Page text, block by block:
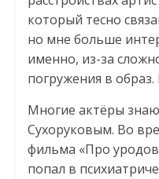
который тесно
но мне больше
именно, из-за
погружения в
Многие актёры
Сухоруковым. Во
фильма «Про
попал в